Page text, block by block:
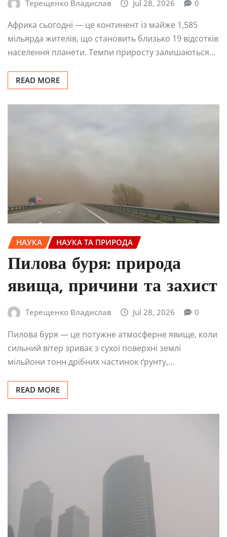
Терещенко Владислав Jul 28, 2026 0
Африка сьогодні — це континент із майже 1,585
мільярда жителів, що становить близько 19 відсотків
населення планети. Темпи приросту залишаються…
READ MORE
НАУКА НАУКА ТА ПРИРОДА
Пилова буря: природа
явища, причини та захист
Терещенко Владислав Jul 28, 2026 0
Пилова буря — це потужне атмосферне явище, коли
сильний вітер зриває з сухої поверхні землі
мільйони тонн дрібних частинок ґрунту,…
READ MORE